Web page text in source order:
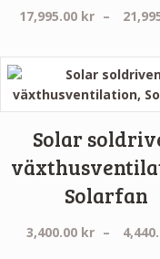
17,995.00 kr –
Solar
Solarfan
3,400.00 kr –